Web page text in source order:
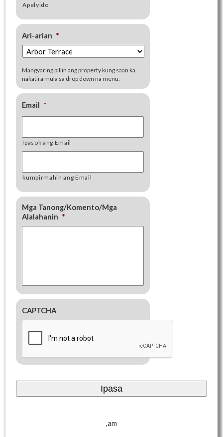
Apelyido
Ari-arian *
Mangyaring piliin ang property kung saan ka
nakatira mula sa drop down na menu.
Email *
Ipasok ang Email
kumpirmahin ang Email
Mga Tanong/Komento/Mga
Alalahanin *
CAPTCHA
,am